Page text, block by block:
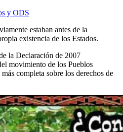
y ODS
estaban antes de la
existencia de los Estados.
la Declaración de 2007
movimiento de los Pueblos
completa sobre los derechos de